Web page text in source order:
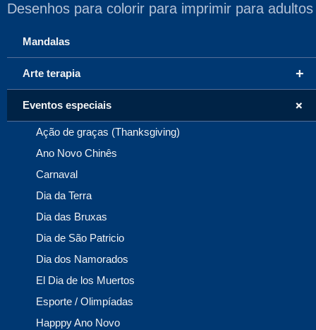
Desenhos para colorir para imprimir para adultos
Mandalas
+
Arte terapia
+
Eventos especiais
Ação de graças (Thanksgiving)
Ano Novo Chinês
Carnaval
Dia da Terra
Dia das Bruxas
Dia de São Patricio
Dia dos Namorados
El Dia de los Muertos
Esporte / Olimpíadas
Happpy Ano Novo